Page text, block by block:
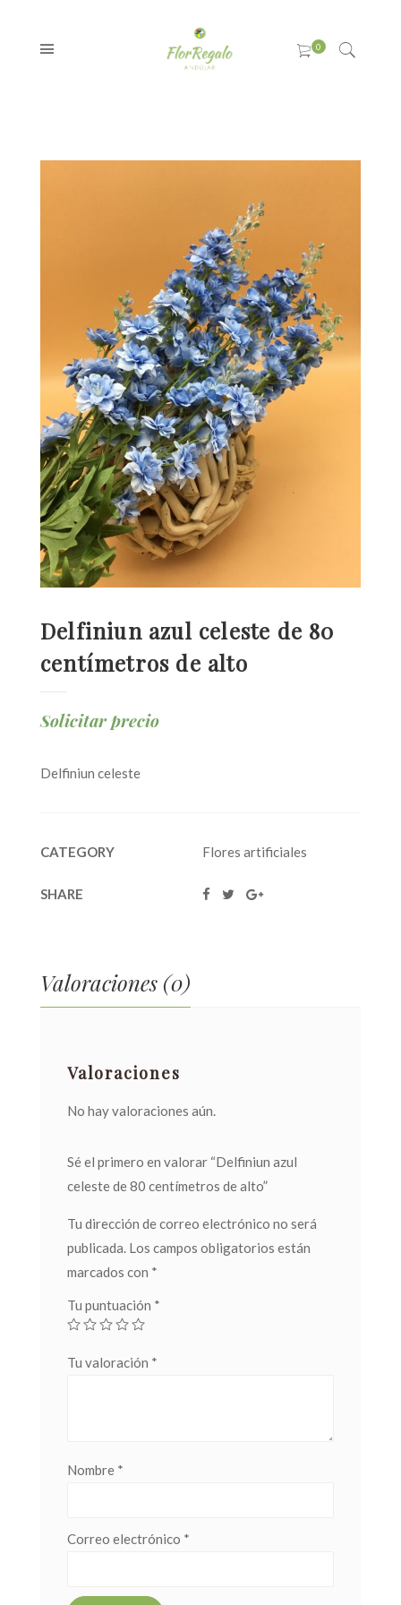
Delfiniun azul celeste de 80
centímetros de alto
Solicitar precio
Delfiniun celeste
CATEGORY Flores artificiales
SHARE
Valoraciones (0)
Valoraciones
No hay valoraciones aún.
Sé el primero en valorar “Delfiniun azul
celeste de 80 centímetros de alto”
Tu dirección de correo electrónico no será
publicada. Los campos obligatorios están
marcados con *
Tu puntuación *
Tu valoración *
Nombre *
Correo electrónico *